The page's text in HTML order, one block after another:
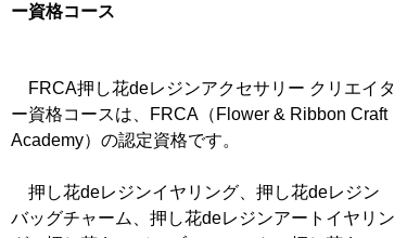
ー資格コース
FRCA押し花deレジンアクセサリー クリエイタ
ー資格コースは、FRCA（Flower & Ribbon Craft
Academy）の認定資格です。
押し花deレジンイヤリング、押し花deレジン
バッグチャーム、押し花deレジンアートイヤリン